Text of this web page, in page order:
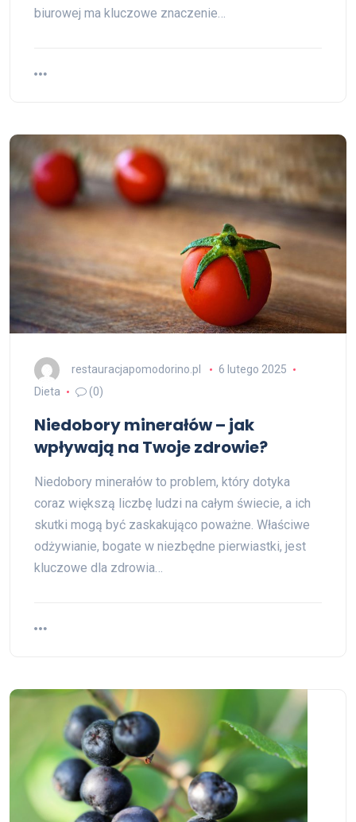
biurowej ma kluczowe znaczenie…
restauracjapomodorino.pl
6 lutego 2025
Dieta
(0)
Niedobory minerałów – jak
wpływają na Twoje zdrowie?
Niedobory minerałów to problem, który dotyka
coraz większą liczbę ludzi na całym świecie, a ich
skutki mogą być zaskakująco poważne. Właściwe
odżywianie, bogate w niezbędne pierwiastki, jest
kluczowe dla zdrowia…